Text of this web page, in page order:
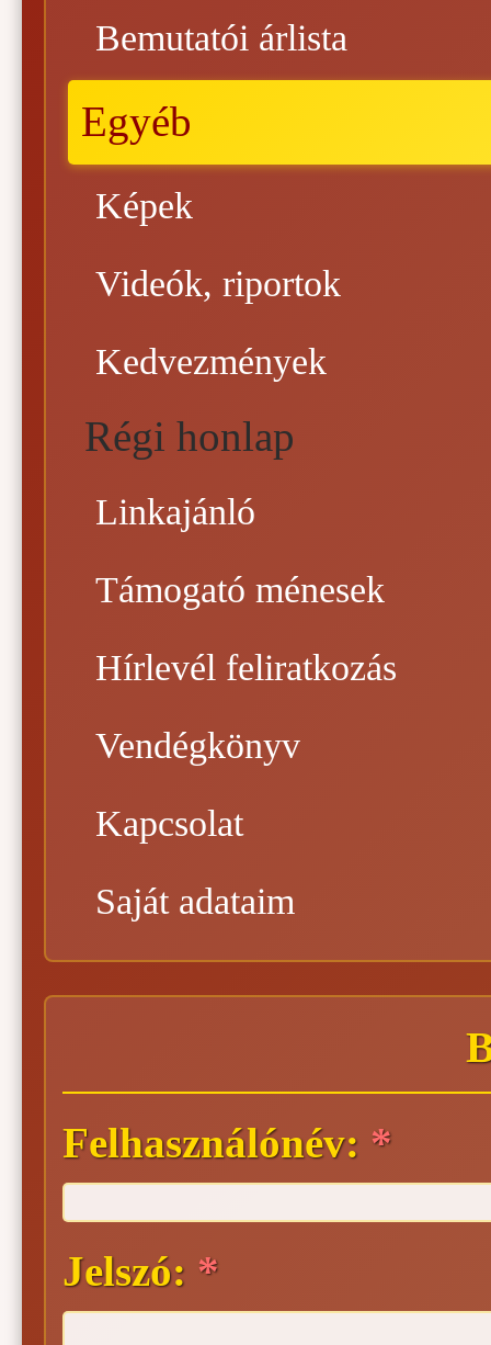
Bemutatói árlista
Egyéb
Képek
Videók, riportok
Kedvezmények
Régi honlap
Linkajánló
Támogató ménesek
Hírlevél feliratkozás
Vendégkönyv
Kapcsolat
Saját adataim
Felhasználónév: *
Jelszó: *